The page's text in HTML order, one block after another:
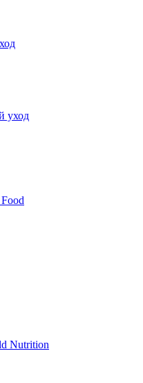
уход
Nutrition